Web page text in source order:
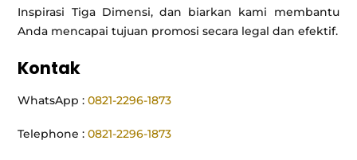
Inspirasi Tiga Dimensi, dan biarkan kami membantu
Anda mencapai tujuan promosi secara legal dan efektif.
Kontak
WhatsApp :0821-2296-1873
Telephone :0821-2296-1873